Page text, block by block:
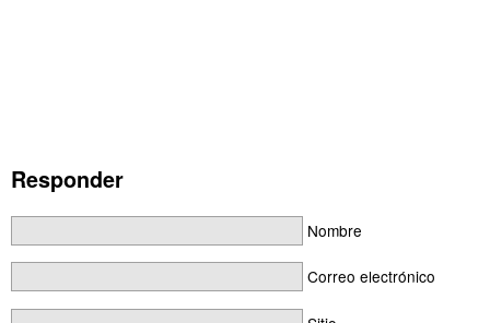
Responder
Nombre
Correo electrónico